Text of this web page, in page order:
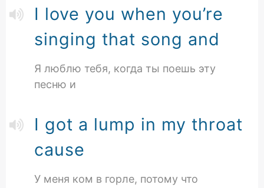
I love you when you’re
singing that song and
Я люблю тебя, когда ты поешь эту
песню и
I got a lump in my throat
cause
У меня ком в горле, потому что